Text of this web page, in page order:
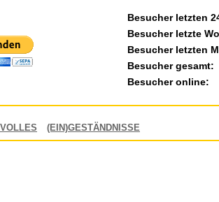
Besucher letzten
Besucher letzte
Besucher letzten
Besucher gesamt:
Besucher online:
(EIN)GESTÄNDNISSE